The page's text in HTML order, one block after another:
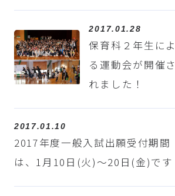
2017.01.28
保育科２年生によ
る運動会が開催さ
れました！
2017.01.10
2017年度一般入試出願受付期間
は、1月10日(火)～20日(金)です